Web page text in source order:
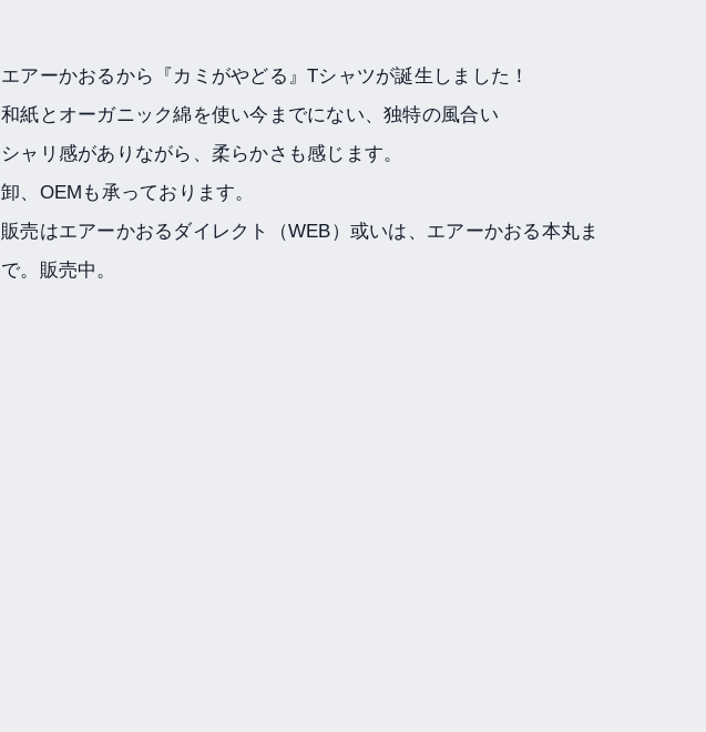
エアーかおるから『カミがやどる』Tシャツが誕生しました！
和紙とオーガニック綿を使い今までにない、独特の風合い
シャリ感がありながら、柔らかさも感じます。
卸、OEMも承っております。
販売はエアーかおるダイレクト（WEB）或いは、エアーかおる本丸ま
で。販売中。